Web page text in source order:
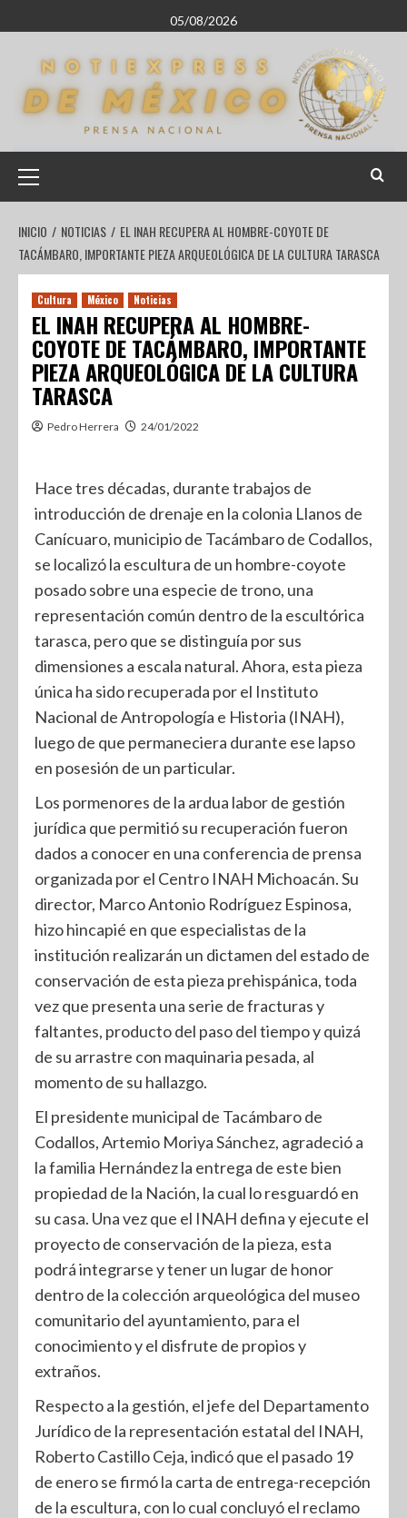
05/08/2026
INICIO NOTICIAS
EL INAH RECUPERA AL HOMBRE-COYOTE DE
TACÁMBARO, IMPORTANTE PIEZA ARQUEOLÓGICA DE LA CULTURA TARASCA
Cultura México Noticias
EL INAH RECUPERA AL HOMBRE-
COYOTE DE TACÁMBARO, IMPORTANTE
PIEZA ARQUEOLÓGICA DE LA CULTURA
TARASCA
Pedro Herrera 24/01/2022
Hace tres décadas, durante trabajos de
introducción de drenaje en la colonia Llanos de
Canícuaro, municipio de Tacámbaro de Codallos,
se localizó la escultura de un hombre-coyote
posado sobre una especie de trono, una
representación común dentro de la escultórica
tarasca, pero que se distinguía por sus
dimensiones a escala natural. Ahora, esta pieza
única ha sido recuperada por el Instituto
Nacional de Antropología e Historia (INAH),
luego de que permaneciera durante ese lapso
en posesión de un particular.
Los pormenores de la ardua labor de gestión
jurídica que permitió su recuperación fueron
dados a conocer en una conferencia de prensa
organizada por el Centro INAH Michoacán. Su
director, Marco Antonio Rodríguez Espinosa,
hizo hincapié en que especialistas de la
institución realizarán un dictamen del estado de
conservación de esta pieza prehispánica, toda
vez que presenta una serie de fracturas y
faltantes, producto del paso del tiempo y quizá
de su arrastre con maquinaria pesada, al
momento de su hallazgo.
El presidente municipal de Tacámbaro de
Codallos, Artemio Moriya Sánchez, agradeció a
la familia Hernández la entrega de este bien
propiedad de la Nación, la cual lo resguardó en
su casa. Una vez que el INAH defina y ejecute el
proyecto de conservación de la pieza, esta
podrá integrarse y tener un lugar de honor
dentro de la colección arqueológica del museo
comunitario del ayuntamiento, para el
conocimiento y el disfrute de propios y
extraños.
Respecto a la gestión, el jefe del Departamento
Jurídico de la representación estatal del INAH,
Roberto Castillo Ceja, indicó que el pasado 19
de enero se firmó la carta de entrega-recepción
de la escultura, con lo cual concluyó el reclamo